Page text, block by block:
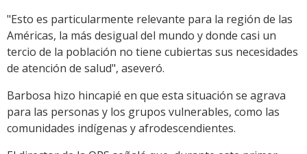
"Esto es particularmente relevante para la región de las
Américas, la más desigual del mundo y donde casi un
tercio de la población no tiene cubiertas sus necesidades
de atención de salud", aseveró.
Barbosa hizo hincapié en que esta situación se agrava
para las personas y los grupos vulnerables, como las
comunidades indígenas y afrodescendientes.